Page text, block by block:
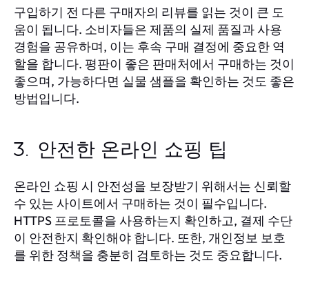
구입하기 전 다른 구매자의 리뷰를 읽는 것이 큰 도
움이 됩니다. 소비자들은 제품의 실제 품질과 사용
경험을 공유하며, 이는 후속 구매 결정에 중요한 역
할을 합니다. 평판이 좋은 판매처에서 구매하는 것이
좋으며, 가능하다면 실물 샘플을 확인하는 것도 좋은
방법입니다.
3. 안전한 온라인 쇼핑 팁
온라인 쇼핑 시 안전성을 보장받기 위해서는 신뢰할
수 있는 사이트에서 구매하는 것이 필수입니다.
HTTPS 프로토콜을 사용하는지 확인하고, 결제 수단
이 안전한지 확인해야 합니다. 또한, 개인정보 보호
를 위한 정책을 충분히 검토하는 것도 중요합니다.